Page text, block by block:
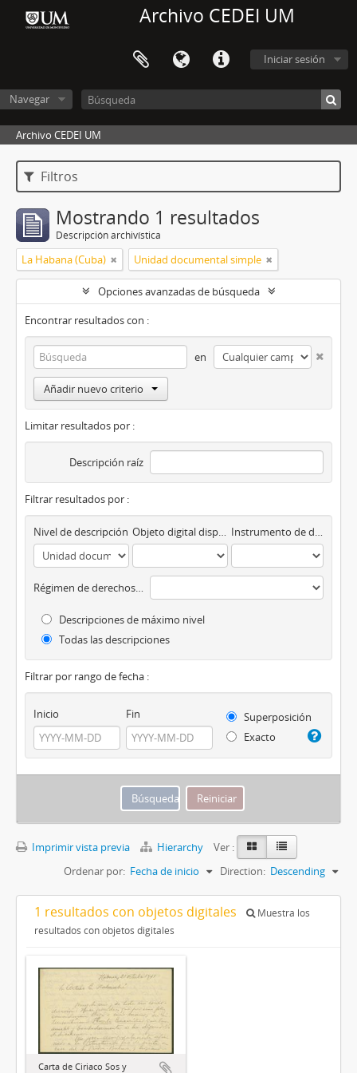
Archivo CEDEI UM
Iniciar sesión
Navegar
Archivo CEDEI UM
Filtros
Mostrando 1 resultados
Descripción archivística
La Habana (Cuba) Unidad documental simple
Opciones avanzadas de búsqueda
Encontrar resultados con :
en
Añadir nuevo criterio
Limitar resultados por :
Descripción raíz
Filtrar resultados por :
Nivel de descripción Objeto digital disponibles Instrumento de descripción
Régimen de derechos de autor
Descripciones de máximo nivel
Todas las descripciones
Filtrar por rango de fecha :
Inicio Fin
Superposición
Exacto
Imprimir vista previa Hierarchy
Ver :
Ordenar por: Fecha de inicio Direction: Descending
1 resultados con objetos digitales
Muestra los
resultados con objetos digitales
Carta de Ciriaco Sos y